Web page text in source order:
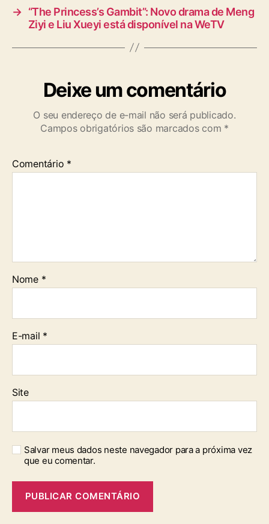
→ “The Princess’s Gambit”: Novo drama de Meng
Ziyi e Liu Xueyi está disponível na WeTV
Deixe um comentário
O seu endereço de e-mail não será publicado.
Campos obrigatórios são marcados com *
Comentário *
Nome *
E-mail *
Site
Salvar meus dados neste navegador para a próxima vez
que eu comentar.